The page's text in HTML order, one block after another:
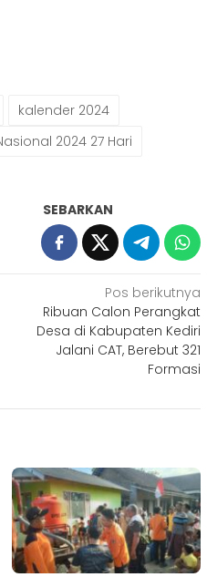
kalender 2024
2024 27 Hari
SEBARKAN
Pos berikutnya
Ribuan Calon Perangkat
Desa di Kabupaten Kediri
Jalani CAT, Berebut 321
Formasi